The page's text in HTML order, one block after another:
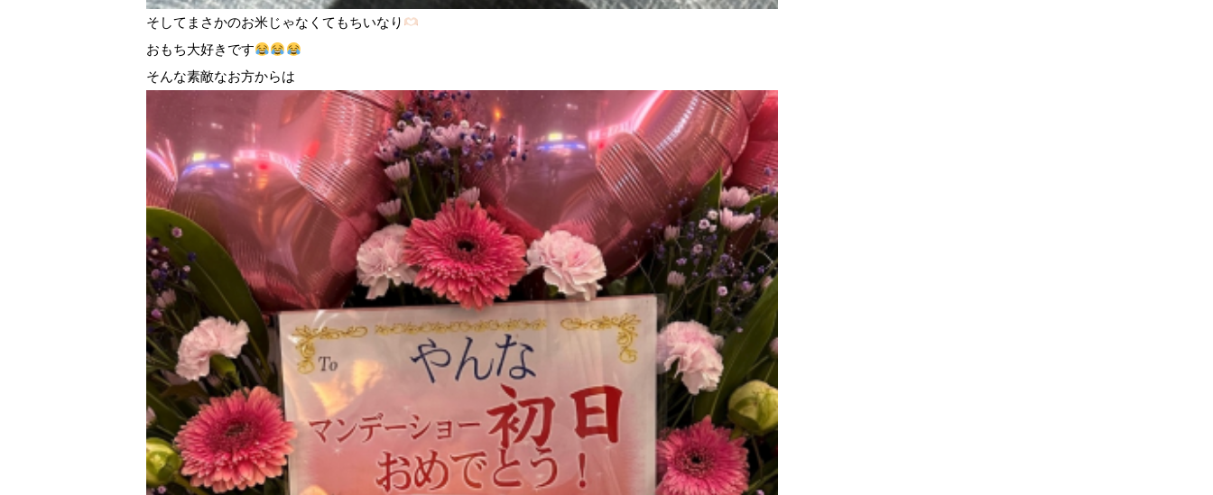
そしてまさかのお米じゃなくてもちいなり
おもち大好きです
そんな素敵なお方からは